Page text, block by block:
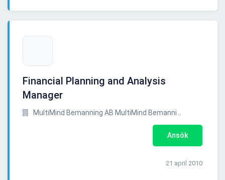
Financial Planning and Analysis
Manager
MultiMind Bemanning AB MultiMind Bemanni ..
Ansök
21 april 2010